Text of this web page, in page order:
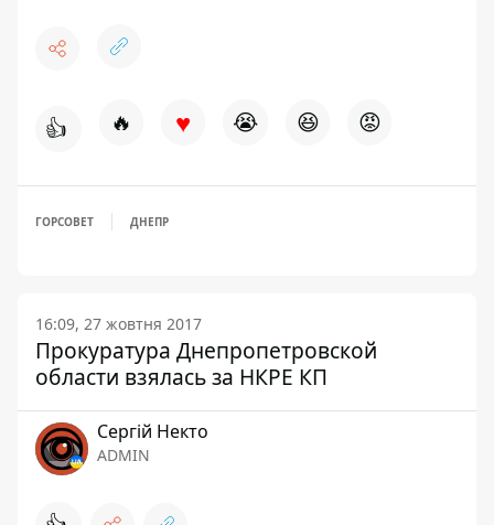
👍 🔥 ♥ 😭 😆 😡
ГОРСОВЕТ ДНЕПР
16:09, 27 жовтня 2017
Прокуратура Днепропетровской
области взялась за НКРЕ КП
Сергій Некто
ADMIN